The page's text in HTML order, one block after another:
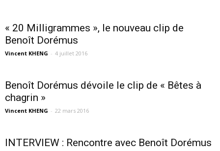
« 20 Milligrammes », le nouveau clip de
Benoît Dorémus
Vincent KHENG - 4 juillet 2016
Benoît Dorémus dévoile le clip de « Bêtes à
chagrin »
Vincent KHENG - 22 mars 2016
INTERVIEW : Rencontre avec Benoît Dorémus